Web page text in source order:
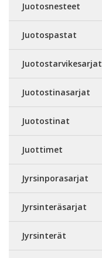
Juotosnesteet
Juotospastat
Juotostarvikesarjat
Juotostinasarjat
Juotostinat
Juottimet
Jyrsinporasarjat
Jyrsinteräsarjat
Jyrsinterät